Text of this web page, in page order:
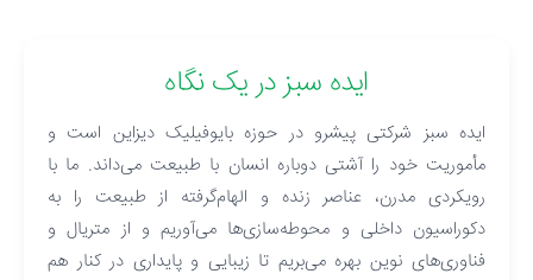
ایده سبز در یک نگاه
ایده سبز شرکتی پیشرو در حوزه بایوفیلیک دیزاین است و
مأموریت خود را آشتی دوباره انسان با طبیعت می‌داند. ما با
رویکردی مدرن، عناصر زنده و الهام‌گرفته از طبیعت را به
دکوراسیون داخلی و محوطه‌سازی‌ها می‌آوریم و از متریال و
فناوری‌های نوین بهره می‌بریم تا زیبایی و پایداری در کنار هم